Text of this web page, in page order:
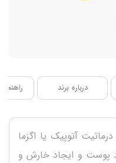
درباره برند
آتوپیک یا اگزما
و ایجاد خارش و